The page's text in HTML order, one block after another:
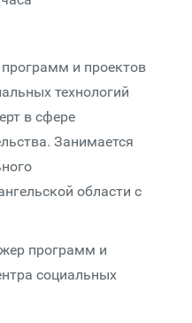
и проектов
технологий
в сфере
Занимается
области с
программ и
социальных